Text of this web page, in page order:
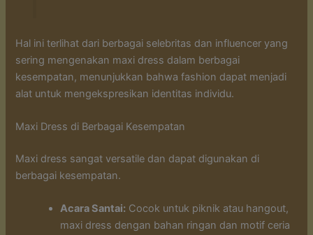
Hal ini terlihat dari berbagai selebritas dan influencer yang
sering mengenakan maxi dress dalam berbagai
kesempatan, menunjukkan bahwa fashion dapat menjadi
alat untuk mengekspresikan identitas individu.
Maxi Dress di Berbagai Kesempatan
Maxi dress sangat versatile dan dapat digunakan di
berbagai kesempatan.
Acara Santai: Cocok untuk piknik atau hangout,
maxi dress dengan bahan ringan dan motif ceria